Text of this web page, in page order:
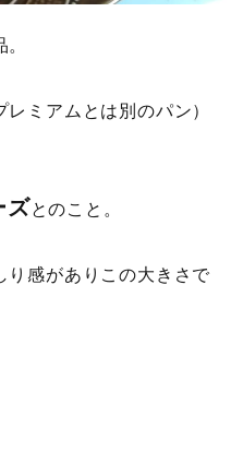
ミアムとは別のパン）
ズとのこと。
り感がありこの大きさで